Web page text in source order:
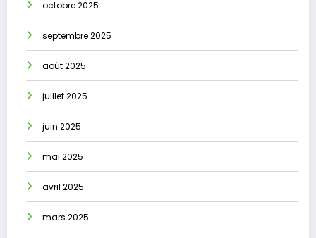
octobre 2025
septembre 2025
août 2025
juillet 2025
juin 2025
mai 2025
avril 2025
mars 2025